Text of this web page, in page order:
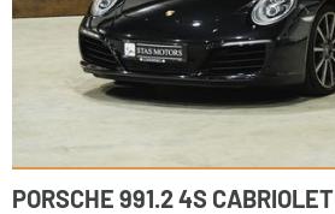
PORSCHE 991.2 4S CABRIOLET